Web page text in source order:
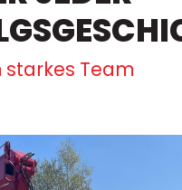
starkes Team